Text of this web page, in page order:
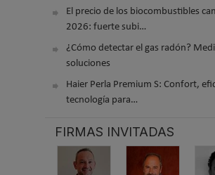
El precio de los biocombustibles
2026: fuerte subi…
¿Cómo detectar el gas radón?
soluciones
Haier Perla Premium S: Confort,
tecnología para…
FIRMAS INVITADAS